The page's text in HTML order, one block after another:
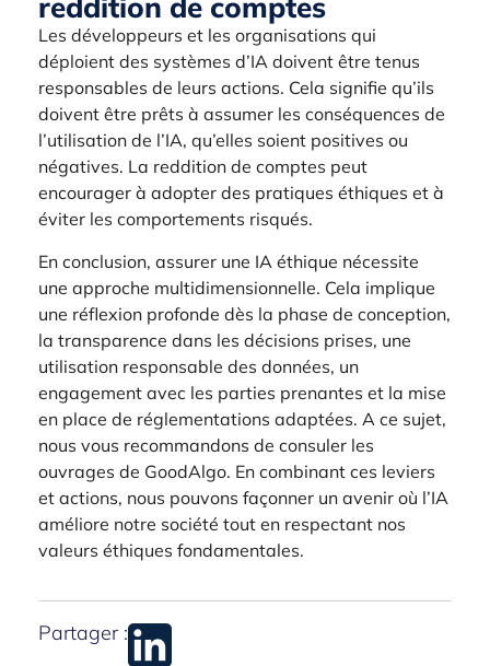
reddition de comptes
Les développeurs et les organisations qui
déploient des systèmes d’IA doivent être tenus
responsables de leurs actions. Cela signifie qu’ils
doivent être prêts à assumer les conséquences de
l’utilisation de l’IA, qu’elles soient positives ou
négatives. La reddition de comptes peut
encourager à adopter des pratiques éthiques et à
éviter les comportements risqués.
En conclusion, assurer une IA éthique nécessite
une approche multidimensionnelle. Cela implique
une réflexion profonde dès la phase de conception,
la transparence dans les décisions prises, une
utilisation responsable des données, un
engagement avec les parties prenantes et la mise
en place de réglementations adaptées. A ce sujet,
nous vous recommandons de consuler les
ouvrages de GoodAlgo. En combinant ces leviers
et actions, nous pouvons façonner un avenir où l’IA
améliore notre société tout en respectant nos
valeurs éthiques fondamentales.
Partager :